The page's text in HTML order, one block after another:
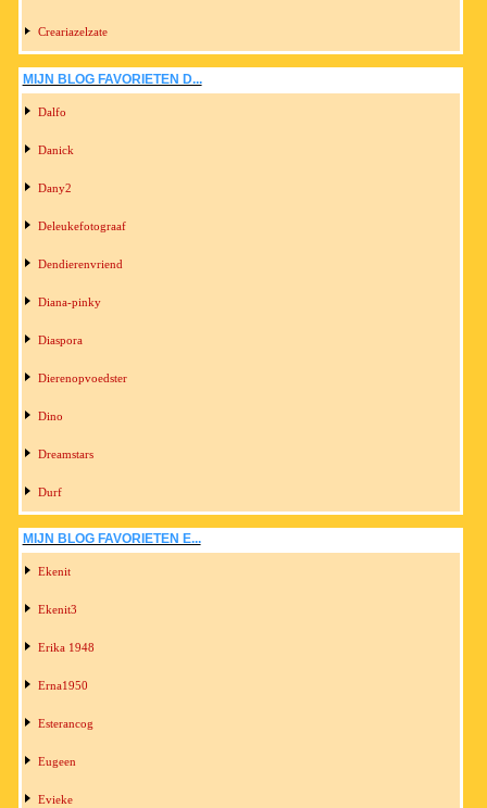
Creariazelzate
MIJN BLOG FAVORIETEN D...
Dalfo
Danick
Dany2
Deleukefotograaf
Dendierenvriend
Diana-pinky
Diaspora
Dierenopvoedster
Dino
Dreamstars
Durf
MIJN BLOG FAVORIETEN E...
Ekenit
Ekenit3
Erika 1948
Erna1950
Esterancog
Eugeen
Evieke